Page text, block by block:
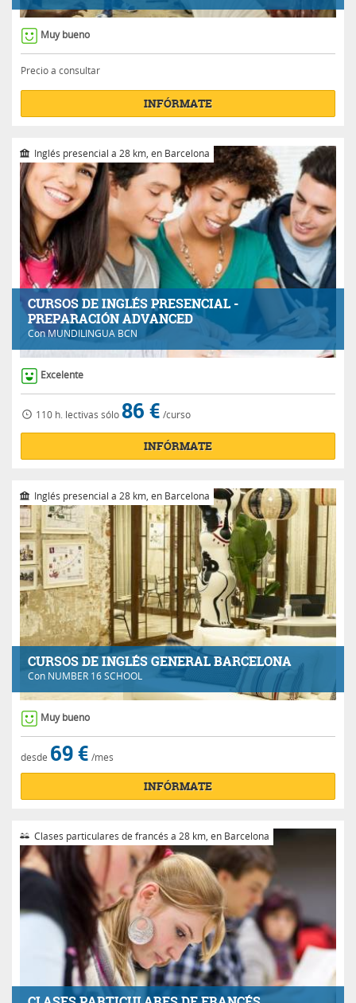
Muy bueno
Precio a consultar
INFÓRMATE
CURSOS DE INGLÉS PRESENCIAL -
PREPARACIÓN ADVANCED
Con MUNDILINGUA BCN
Inglés presencial a 28 km, en Barcelona
Excelente
110 h. lectivas sólo86 € /curso
INFÓRMATE
CURSOS DE INGLÉS GENERAL BARCELONA
Con NUMBER 16 SCHOOL
Inglés presencial a 28 km, en Barcelona
Muy bueno
desde 69 € /mes
INFÓRMATE
Clases particulares de francés a 28 km, en Barcelona